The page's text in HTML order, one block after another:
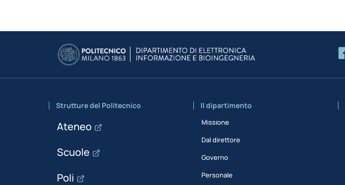
Strutture del Politecnico
Ateneo
Scuole
Poli
Il dipartimento
Missione
Dal direttore
Governo
Personale